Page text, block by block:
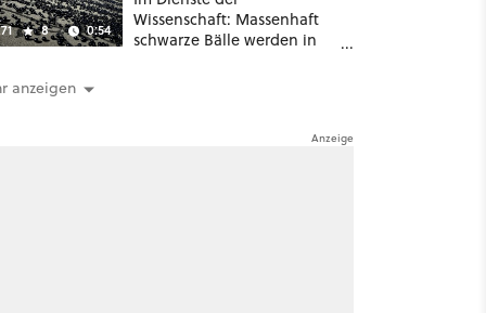
8 0:54
Wissenschaft: Massenhaft
schwarze Bälle werden in
anzeigen